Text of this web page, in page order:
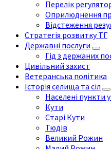
Перелік
Оприлюднення
Відстеження
Стратегія розвитку ТГ
Державні послуги
Гід з держаних
Цивільний захист
Ветеранська політика
Історія селища та сіл
Населені пункти
Кути
Старі Кути
Тюдів
Великий Рожин